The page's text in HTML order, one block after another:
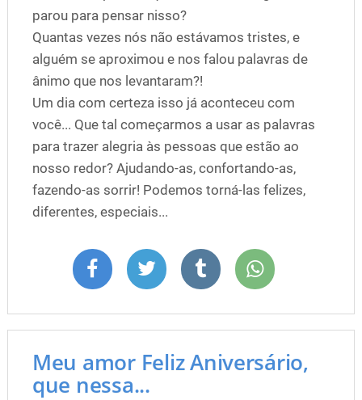
parou para pensar nisso?
Quantas vezes nós não estávamos tristes, e
alguém se aproximou e nos falou palavras de
ânimo que nos levantaram?!
Um dia com certeza isso já aconteceu com
você... Que tal começarmos a usar as palavras
para trazer alegria às pessoas que estão ao
nosso redor? Ajudando-as, confortando-as,
fazendo-as sorrir! Podemos torná-las felizes,
diferentes, especiais...
Meu amor Feliz Aniversário,
que nessa...